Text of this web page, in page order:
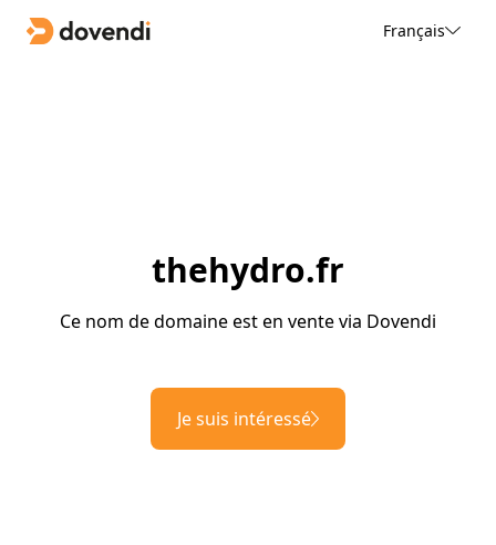
Français
thehydro.fr
Ce nom de domaine est en vente via Dovendi
Je suis intéressé